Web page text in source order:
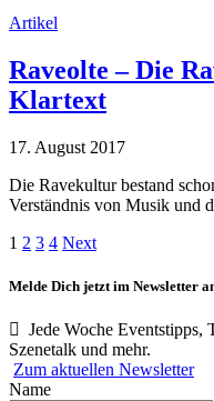
Artikel
Raveolte – Die
Klartext
17. August 2017
Die Ravekultur bestand
Verständnis von Musik und
1 2 3 4 Next
Melde Dich jetzt im Newsletter
Jede Woche Eventstipps,
Szenetalk und mehr.
Zum aktuellen Newsletter
Name